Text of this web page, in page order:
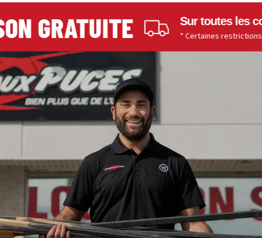
GRATUITE Sur toutes les
* Certaines restrictions